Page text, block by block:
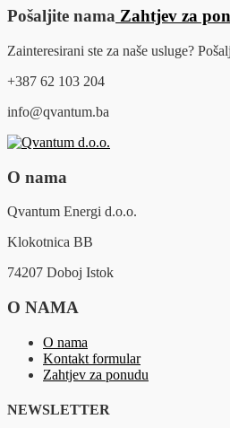
Pošaljite nama Zahtjev za
Zainteresirani ste za naše usluge?
+387 62 103 204
info@qvantum.ba
O nama
Qvantum Energi d.o.o.
Klokotnica BB
74207 Doboj Istok
O NAMA
O nama
Kontakt formular
Zahtjev za ponudu
NEWSLETTER